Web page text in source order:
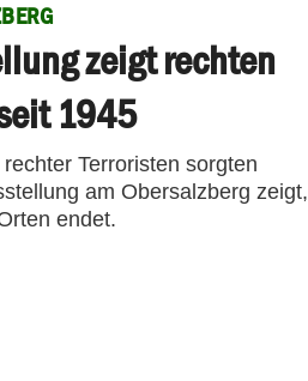
zeigt rechten
1945
Terroristen sorgten
am Obersalzberg zeigt,
endet.